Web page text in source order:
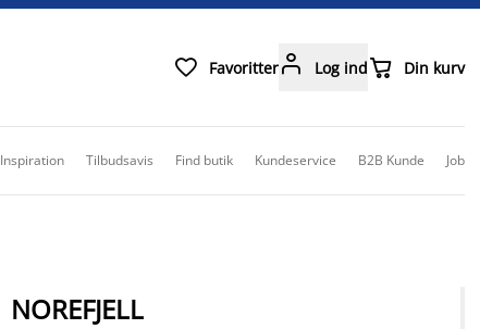
 Favoritter Log ind Din kurv
Inspiration Tilbudsavis Find butik Kundeservice B2B Kunde Job
NOREFJELL